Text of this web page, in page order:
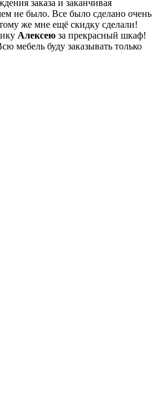
заказа и заканчивая
не было. Все было сделано очень
же мне ещё скидку сделали!
Алексею за прекрасный шкаф!
мебель буду заказывать только